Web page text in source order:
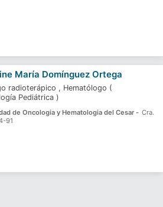
María Domínguez Ortega
radioterápico , Hematólogo (
Pediátrica )
de Oncologia y Hematologia del Cesar - Cra.
91